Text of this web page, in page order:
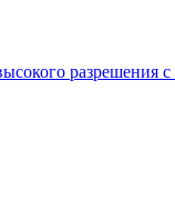
разрешения